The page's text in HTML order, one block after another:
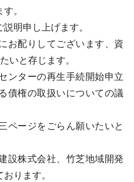
。
明申し上げます。
お配りしてございます、資
いと存じます。
ンターの再生手続開始申立
債権の取扱いについての議
ページをごらん願いたいと
設株式会社、竹芝地域開発
ります。